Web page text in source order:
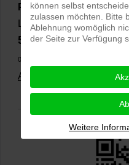
PRO-ducto GmbH,
Lichtenau
5,0⭐⭐⭐⭐⭐bei144
02.01.2026)
Alle Rezensionen
können selbst
zulassen möchten. Bitte
Ablehnung womöglich
der Seite zur Verfügung
Weitere